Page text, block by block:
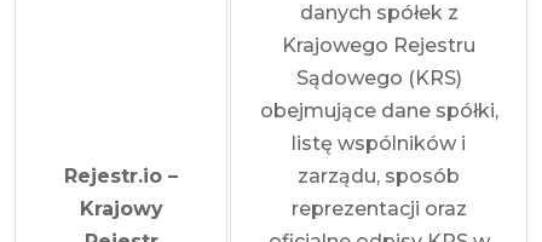
Rejestr.io –
Krajowy
danych spółek z
Krajowego Rejestru
Sądowego (KRS)
obejmujące dane spółki,
listę wspólników i
zarządu, sposób
reprezentacji oraz